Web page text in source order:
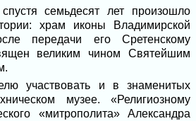
семьдесят лет произошло
храм иконы Владимирской
передачи его Сретенскому
великим чином Святейшим
участвовать и в знаменитых
музее. «Религиозному
«митрополита» Александра